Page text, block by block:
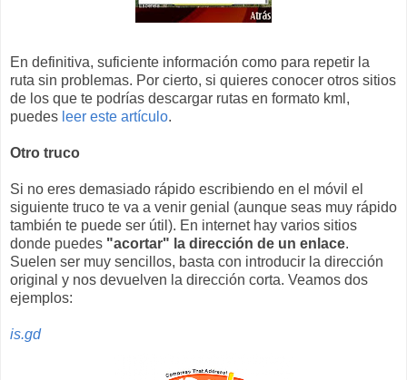
En definitiva, suficiente información como para repetir la
ruta sin problemas. Por cierto, si quieres conocer otros sitios
de los que te podrías descargar rutas en formato kml,
puedes leer este artículo.
Otro truco
Si no eres demasiado rápido escribiendo en el móvil el
siguiente truco te va a venir genial (aunque seas muy rápido
también te puede ser útil). En internet hay varios sitios
donde puedes "acortar" la dirección de un enlace.
Suelen ser muy sencillos, basta con introducir la dirección
original y nos devuelven la dirección corta. Veamos dos
ejemplos:
is.gd